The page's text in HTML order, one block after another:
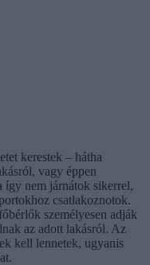
kerestek – hátha
vagy éppen
így nem járnátok sikerrel,
csatlakoznotok.
személyesen adják
az adott lakásról. Az
kell lennetek, ugyanis